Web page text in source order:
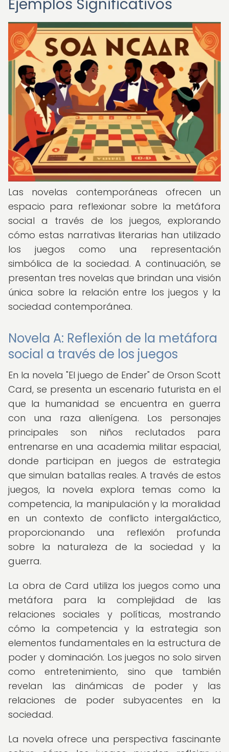
Ejemplos Significativos
Las novelas contemporáneas ofrecen un
espacio para reflexionar sobre la metáfora
social a través de los juegos, explorando
cómo estas narrativas literarias han utilizado
los juegos como una representación
simbólica de la sociedad. A continuación, se
presentan tres novelas que brindan una visión
única sobre la relación entre los juegos y la
sociedad contemporánea.
Novela A: Reflexión de la metáfora
social a través de los juegos
En la novela "El juego de Ender" de Orson Scott
Card, se presenta un escenario futurista en el
que la humanidad se encuentra en guerra
con una raza alienígena. Los personajes
principales son niños reclutados para
entrenarse en una academia militar espacial,
donde participan en juegos de estrategia
que simulan batallas reales. A través de estos
juegos, la novela explora temas como la
competencia, la manipulación y la moralidad
en un contexto de conflicto intergaláctico,
proporcionando una reflexión profunda
sobre la naturaleza de la sociedad y la
guerra.
La obra de Card utiliza los juegos como una
metáfora para la complejidad de las
relaciones sociales y políticas, mostrando
cómo la competencia y la estrategia son
elementos fundamentales en la estructura de
poder y dominación. Los juegos no solo sirven
como entretenimiento, sino que también
revelan las dinámicas de poder y las
relaciones de poder subyacentes en la
sociedad.
La novela ofrece una perspectiva fascinante